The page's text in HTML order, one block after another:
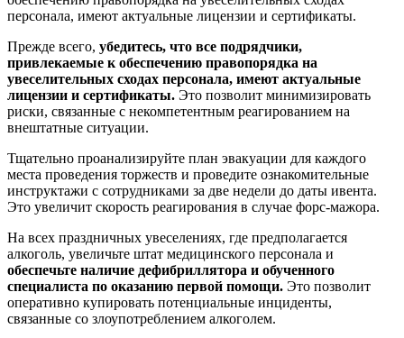
персонала, имеют актуальные лицензии и сертификаты.
Прежде всего, убедитесь, что все подрядчики,
привлекаемые к обеспечению правопорядка на
увеселительных сходах персонала, имеют актуальные
лицензии и сертификаты. Это позволит минимизировать
риски, связанные с некомпетентным реагированием на
внештатные ситуации.
Тщательно проанализируйте план эвакуации для каждого
места проведения торжеств и проведите ознакомительные
инструктажи с сотрудниками за две недели до даты ивента.
Это увеличит скорость реагирования в случае форс-мажора.
На всех праздничных увеселениях, где предполагается
алкоголь, увеличьте штат медицинского персонала и
обеспечьте наличие дефибриллятора и обученного
специалиста по оказанию первой помощи. Это позволит
оперативно купировать потенциальные инциденты,
связанные со злоупотреблением алкоголем.